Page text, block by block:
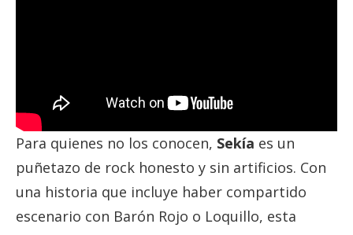
Para quienes no los conocen, Sekía es un
puñetazo de rock honesto y sin artificios. Con
una historia que incluye haber compartido
escenario con Barón Rojo o Loquillo, esta